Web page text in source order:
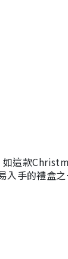
如這款
入手的禮盒